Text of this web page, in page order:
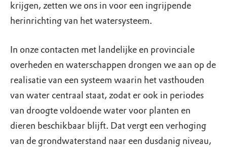
krijgen, zetten we ons in voor een ingrijpende
herinrichting van het watersysteem.
In onze contacten met landelijke en provinciale
overheden en waterschappen drongen we aan op de
realisatie van een systeem waarin het vasthouden
van water centraal staat, zodat er ook in periodes
van droogte voldoende water voor planten en
dieren beschikbaar blijft. Dat vergt een verhoging
van de grondwaterstand naar een dusdanig niveau,